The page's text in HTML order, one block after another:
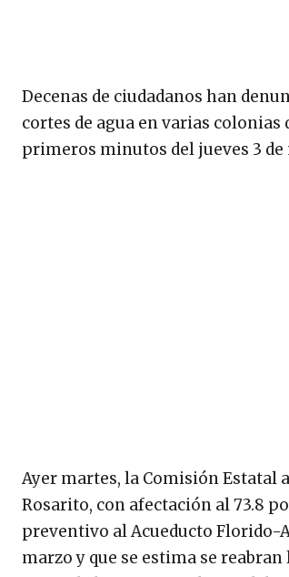
Decenas de ciudadanos han
cortes de agua en varias
primeros minutos del jueves 3 de
Ayer martes, la Comisión Estatal
Rosarito, con afectación al 73.8
preventivo al Acueducto Florido-
marzo y que se estima se